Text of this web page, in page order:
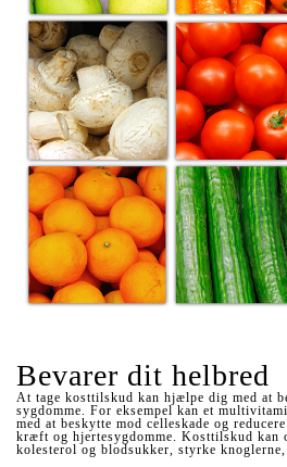
Bevarer dit helbred
At tage kosttilskud kan hjælpe dig med at
sygdomme. For eksempel kan et
med at beskytte mod celleskade og
kræft og hjertesygdomme. Kosttilskud kan
kolesterol og blodsukker, styrke